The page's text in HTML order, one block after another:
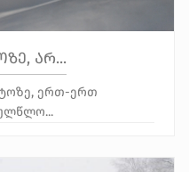
არ...
ერთ-ერთ